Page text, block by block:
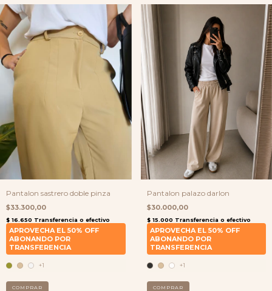
Pantalon sastrero doble pinza
$33.300,00
+1
COMPRAR
Pantalon palazo darlon
$30.000,00
+1
COMPRAR